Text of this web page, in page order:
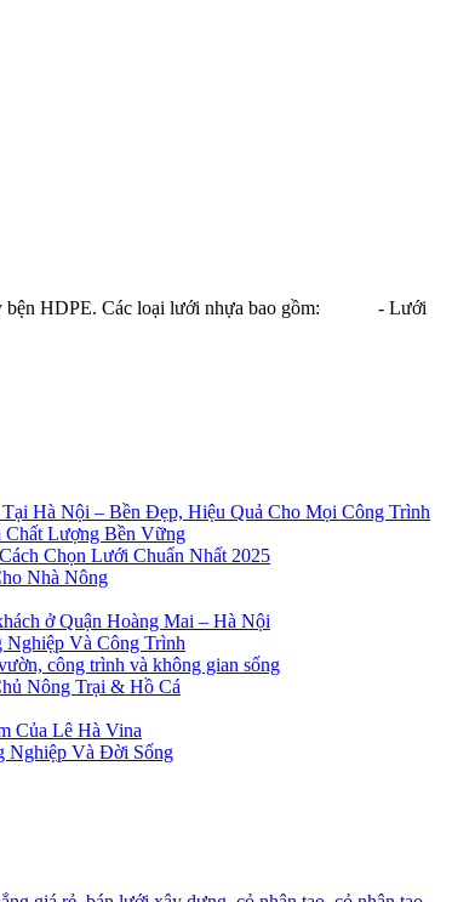
dây bện HDPE. Các loại lưới nhựa bao gồm: - Lưới
Hà Nội – Bền Đẹp, Hiệu Quả Cho Mọi Công Trình
Lượng Bền Vững
Chọn Lưới Chuẩn Nhất 2025
Nhà Nông
ở Quận Hoàng Mai – Hà Nội
Và Công Trình
công trình và không gian sống
Nông Trại & Hồ Cá
Của Lê Hà Vina
Nghiệp Và Đời Sống